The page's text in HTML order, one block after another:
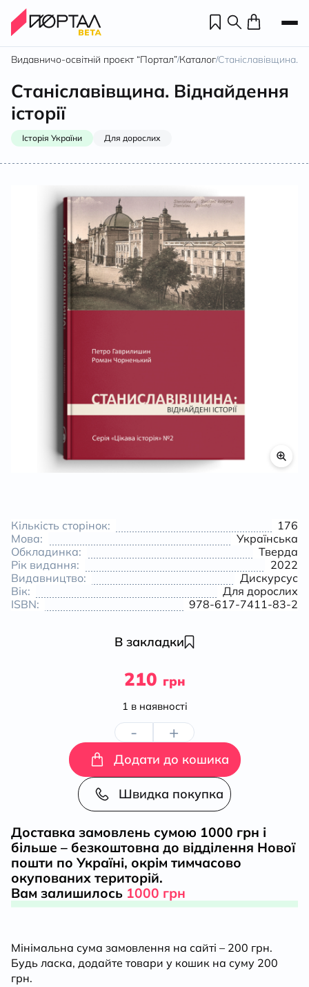
Видавничо-освітній проєкт “Портал”/Каталог/Станіславівщина.
Станіславівщина. Віднайдення
історії
Історія України Для дорослих
Кількість сторінок:
176
Мова:
Українська
Обкладинка:
Тверда
Рік видання:
2022
Видавництво:
Дискурсус
Вік:
Для дорослих
ISBN:
978-617-7411-83-2
В закладки
210 грн
1 в наявності
-
Станіславівщина.
Віднайдення
історії
кількість
+
Додати до кошика
Швидка покупка
Доставка замовлень сумою 1000 грн і
більше – безкоштовна до відділення Нової
пошти по Україні, окрім тимчасово
окупованих територій.
Вам залишилось 1000 грн
Мінімальна сума замовлення на сайті – 200 грн.
Будь ласка, додайте товари у кошик на суму 200
грн.